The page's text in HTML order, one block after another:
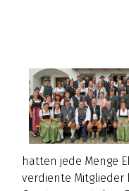
hatten jede Menge
verdiente Mitglieder